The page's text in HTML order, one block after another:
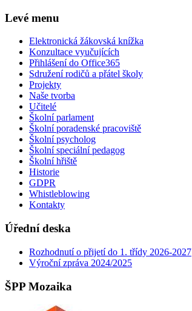
Levé menu
Elektronická žákovská knížka
Konzultace vyučujících
Přihlášení do Office365
Sdružení rodičů a přátel školy
Projekty
Naše tvorba
Učitelé
Školní parlament
Školní poradenské pracoviště
Školní psycholog
Školní speciální pedagog
Školní hřiště
Historie
GDPR
Whistleblowing
Kontakty
Úřední deska
Rozhodnutí o přijetí do 1. třídy 2026-2027
Výroční zpráva 2024/2025
ŠPP Mozaika